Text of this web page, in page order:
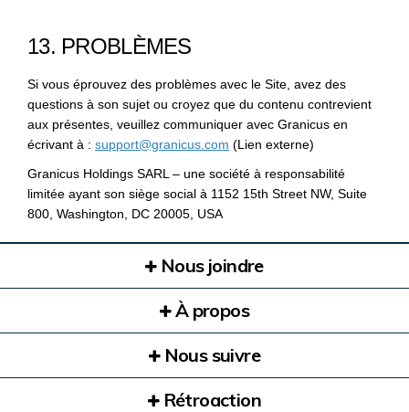
13. PROBLÈMES
Si vous éprouvez des problèmes avec le Site, avez des
questions à son sujet ou croyez que du contenu contrevient
aux présentes, veuillez communiquer avec Granicus en
écrivant à : support@granicus.com (Liens externes)
(Lien externe)
Granicus Holdings SARL – une société à responsabilité
limitée ayant son siège social à 1152 15th Street NW, Suite
800, Washington, DC 20005, USA
Nous joindre
À propos
Nous suivre
Rétroaction